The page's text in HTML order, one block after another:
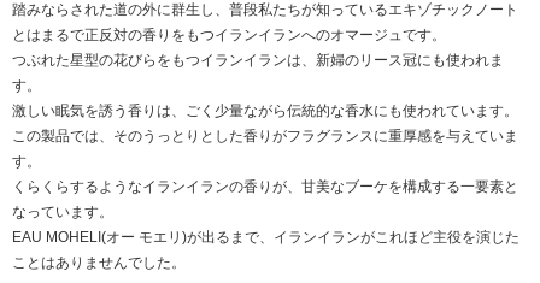
踏みならされた道の外に群生し、普段私たちが知っているエキゾチックノート
とはまるで正反対の香りをもつイランイランへのオマージュです。
つぶれた星型の花びらをもつイランイランは、新婦のリース冠にも使われま
す。
激しい眠気を誘う香りは、ごく少量ながら伝統的な香水にも使われています。
この製品では、そのうっとりとした香りがフラグランスに重厚感を与えていま
す。
くらくらするようなイランイランの香りが、甘美なブーケを構成する一要素と
なっています。
EAU MOHELI(オー モエリ)が出るまで、イランイランがこれほど主役を演じた
ことはありませんでした。